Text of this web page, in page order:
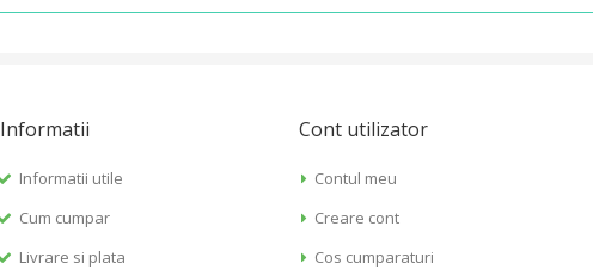
Informatii
Informatii utile
Cum cumpar
Livrare si plata
Cont utilizator
Contul meu
Creare cont
Cos cumparaturi